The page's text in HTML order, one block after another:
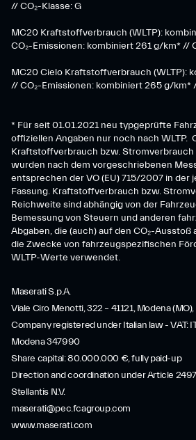
// CO₂-Klasse: G
MC20 Kraftstoffverbrauch (WLTP):
CO₂-Emissionen: kombiniert 261 g/km* //
MC20 Cielo Kraftstoffverbrauch (WLTP):
// CO₂-Emissionen: kombiniert 265 g/km*
* Für seit 01.01.2021 neu typgeprüfte
offiziellen Angaben nur noch nach WLTP.
Kraftstoffverbrauch bzw. Stromverbrauch
wurden nach dem vorgeschriebenen
entsprechen der VO (EU) 715/2007 in der
Fassung. Kraftstoffverbrauch bzw.
Reichweite sind abhängig von der
Bemessung von Steuern und anderen
Abgaben, die (auch) auf den CO₂-
die Zwecke von fahrzeugspezifischen
WLTP-Werte verwendet.
Maserati S.p.A.
Viale Ciro Menotti, 322 – 41121, Modena
Company registered under Italian law - VAT:
Modena 347990
Share capital: 80.000.000 €, fully paid-up
Direction and coordination under Article
Stellantis N.V.
maserati@pec.fcagroup.com
www.maserati.com